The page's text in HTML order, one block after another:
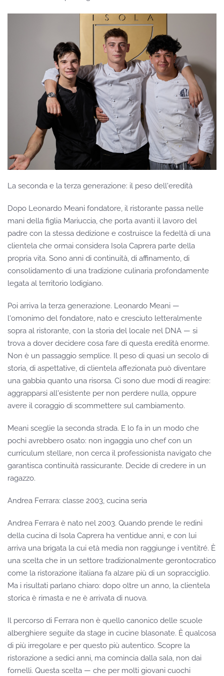
La seconda e la terza generazione: il peso dell'eredità
Dopo Leonardo Meani fondatore, il ristorante passa nelle
mani della figlia Mariuccia, che porta avanti il lavoro del
padre con la stessa dedizione e costruisce la fedeltà di una
clientela che ormai considera Isola Caprera parte della
propria vita. Sono anni di continuità, di affinamento, di
consolidamento di una tradizione culinaria profondamente
legata al territorio lodigiano.
Poi arriva la terza generazione. Leonardo Meani —
l'omonimo del fondatore, nato e cresciuto letteralmente
sopra al ristorante, con la storia del locale nel DNA — si
trova a dover decidere cosa fare di questa eredità enorme.
Non è un passaggio semplice. Il peso di quasi un secolo di
storia, di aspettative, di clientela affezionata può diventare
una gabbia quanto una risorsa. Ci sono due modi di reagire:
aggrapparsi all'esistente per non perdere nulla, oppure
avere il coraggio di scommettere sul cambiamento.
Meani sceglie la seconda strada. E lo fa in un modo che
pochi avrebbero osato: non ingaggia uno chef con un
curriculum stellare, non cerca il professionista navigato che
garantisca continuità rassicurante. Decide di credere in un
ragazzo.
Andrea Ferrara: classe 2003, cucina seria
Andrea Ferrara è nato nel 2003. Quando prende le redini
della cucina di Isola Caprera ha ventidue anni, e con lui
arriva una brigata la cui età media non raggiunge i ventitré. È
una scelta che in un settore tradizionalmente gerontocratico
come la ristorazione italiana fa alzare più di un sopracciglio.
Ma i risultati parlano chiaro: dopo oltre un anno, la clientela
storica è rimasta e ne è arrivata di nuova.
Il percorso di Ferrara non è quello canonico delle scuole
alberghiere seguite da stage in cucine blasonate. È qualcosa
di più irregolare e per questo più autentico. Scopre la
ristorazione a sedici anni, ma comincia dalla sala, non dai
fornelli. Questa scelta — che per molti giovani cuochi